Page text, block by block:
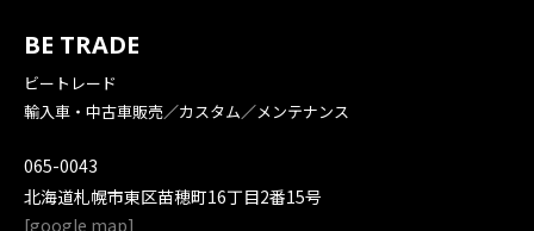
BE TRADE
ビートレード
輸入車・中古車販売／カスタム／メンテナンス
065-0043
北海道札幌市東区苗穂町16丁目2番15号
[google map]